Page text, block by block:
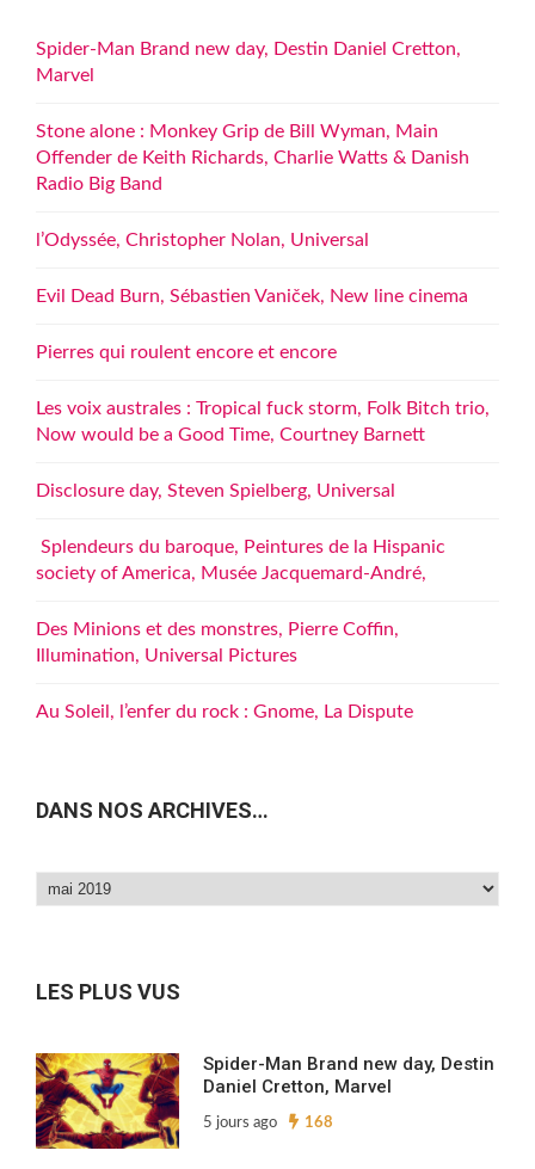
Spider-Man Brand new day, Destin Daniel Cretton,
Marvel
Stone alone : Monkey Grip de Bill Wyman, Main
Offender de Keith Richards, Charlie Watts & Danish
Radio Big Band
l’Odyssée, Christopher Nolan, Universal
Evil Dead Burn, Sébastien Vaniček, New line cinema
Pierres qui roulent encore et encore
Les voix australes : Tropical fuck storm, Folk Bitch trio,
Now would be a Good Time, Courtney Barnett
Disclosure day, Steven Spielberg, Universal
Splendeurs du baroque, Peintures de la Hispanic
society of America, Musée Jacquemard-André,
Des Minions et des monstres, Pierre Coffin,
Illumination, Universal Pictures
Au Soleil, l’enfer du rock : Gnome, La Dispute
DANS NOS ARCHIVES…
Dans
LES PLUS VUS
Spider-Man Brand new day, Destin
Daniel Cretton, Marvel
5 jours ago 168